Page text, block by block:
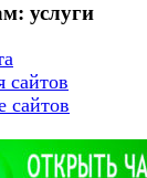
услуги
сайтов
сайтов